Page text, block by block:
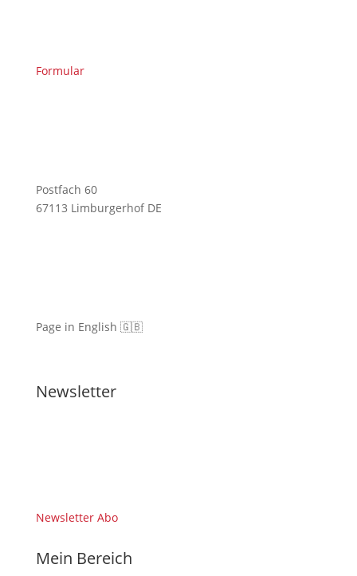
Formular
Postfach 60
67113 Limburgerhof DE
Page in English 🇬🇧
Newsletter
Newsletter Abo
Mein Bereich